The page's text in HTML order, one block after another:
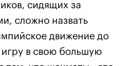
сидящих за
сложно назвать
движение до
в свою большую